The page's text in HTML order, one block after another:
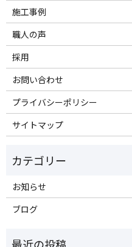
施工事例
職人の声
採用
お問い合わせ
プライバシーポリシー
サイトマップ
お知らせ
ブログ